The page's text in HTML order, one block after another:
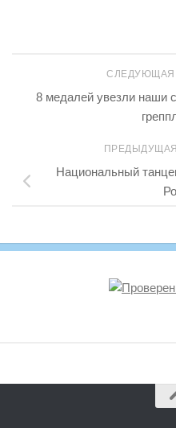
СЛЕДУЮЩАЯ
8 медалей увезли наши
Национальный